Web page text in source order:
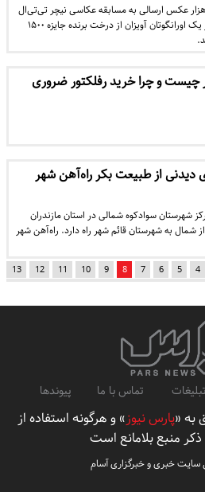
از بین ۸ هزار عکس ارسالی به مسابقه عکاسی نیچر تی‌تی‌ال
عکسی از یک اورانگوتان آویزان از درخت برنده جایزه ۱۵۰۰
چیست و چرا خرید رفلکتور ضروری
دیدنی از طبیعت بکر راه‌آهن شهر
شهرستان سوادکوه شمالی در استان مازندران
شمال به شهرستان قائم شهر راه دارد. راه‌آهن شهر
4
5
6
7
8
9
10
11
12
13
تبلیغات تماس با ما پیوندها
به «پارس نیوز» و هرگونه استفاده از
منبع بلامانع است
خبری و خبرگزاری آسام